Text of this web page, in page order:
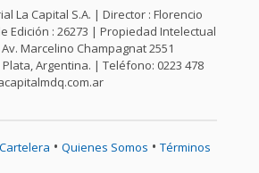
La Capital S.A. | Director : Florencio
Edición : 26273 | Propiedad Intelectual
Marcelino Champagnat 2551
Plata, Argentina. | Teléfono: 0223 478
Cartelera • Quienes Somos • Términos